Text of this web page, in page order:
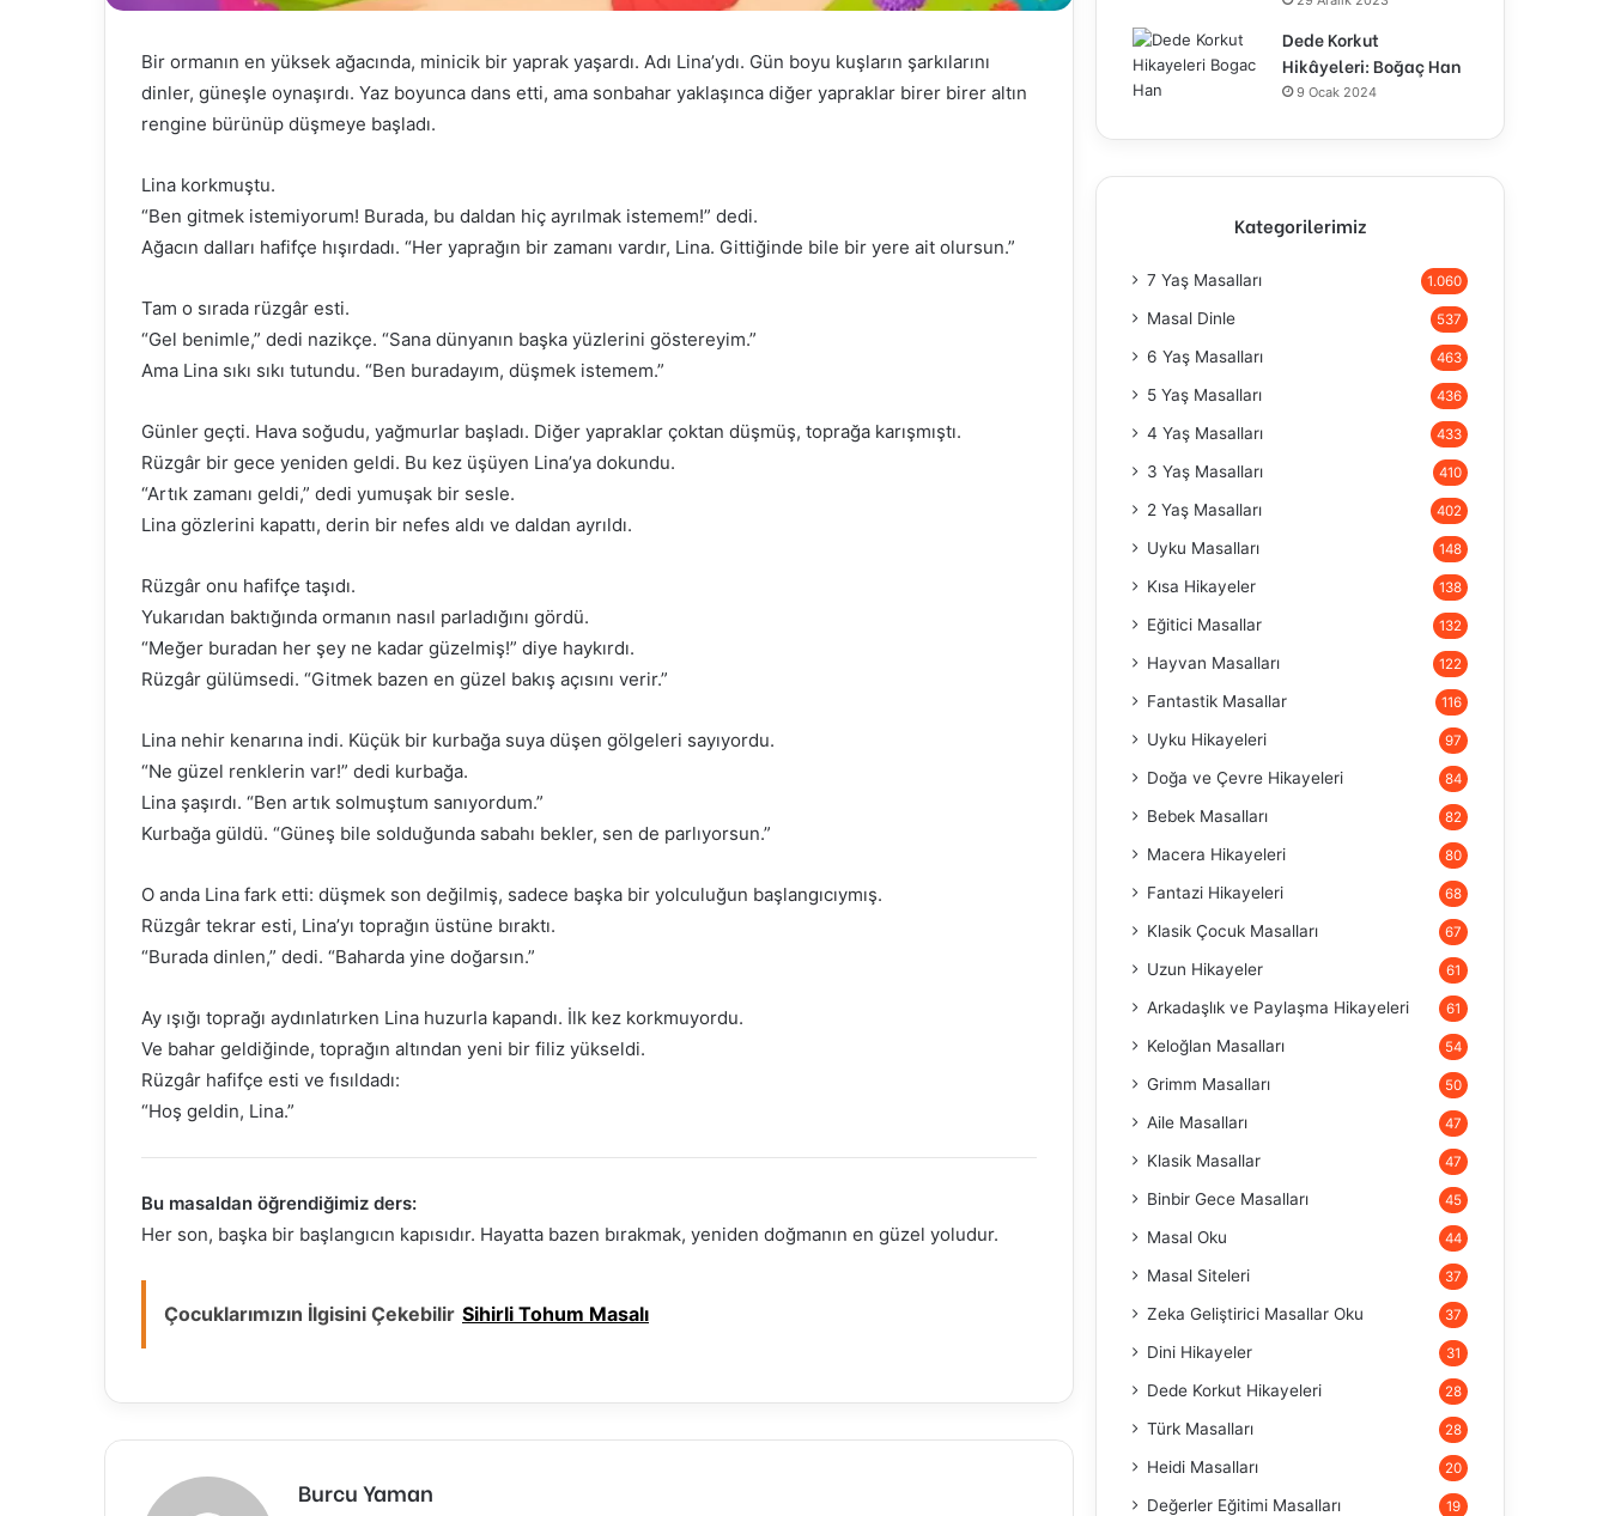
Bir ormanın en yüksek ağacında, minicik bir yaprak yaşardı. Adı Lina’ydı. Gün boyu kuşların şarkılarını
dinler, güneşle oynaşırdı. Yaz boyunca dans etti, ama sonbahar yaklaşınca diğer yapraklar birer birer altın
rengine bürünüp düşmeye başladı.
Lina korkmuştu.
“Ben gitmek istemiyorum! Burada, bu daldan hiç ayrılmak istemem!” dedi.
Ağacın dalları hafifçe hışırdadı. “Her yaprağın bir zamanı vardır, Lina. Gittiğinde bile bir yere ait olursun.”
Tam o sırada rüzgâr esti.
“Gel benimle,” dedi nazikçe. “Sana dünyanın başka yüzlerini göstereyim.”
Ama Lina sıkı sıkı tutundu. “Ben buradayım, düşmek istemem.”
Günler geçti. Hava soğudu, yağmurlar başladı. Diğer yapraklar çoktan düşmüş, toprağa karışmıştı.
Rüzgâr bir gece yeniden geldi. Bu kez üşüyen Lina’ya dokundu.
“Artık zamanı geldi,” dedi yumuşak bir sesle.
Lina gözlerini kapattı, derin bir nefes aldı ve daldan ayrıldı.
Rüzgâr onu hafifçe taşıdı.
Yukarıdan baktığında ormanın nasıl parladığını gördü.
“Meğer buradan her şey ne kadar güzelmiş!” diye haykırdı.
Rüzgâr gülümsedi. “Gitmek bazen en güzel bakış açısını verir.”
Lina nehir kenarına indi. Küçük bir kurbağa suya düşen gölgeleri sayıyordu.
“Ne güzel renklerin var!” dedi kurbağa.
Lina şaşırdı. “Ben artık solmuştum sanıyordum.”
Kurbağa güldü. “Güneş bile solduğunda sabahı bekler, sen de parlıyorsun.”
O anda Lina fark etti: düşmek son değilmiş, sadece başka bir yolculuğun başlangıcıymış.
Rüzgâr tekrar esti, Lina’yı toprağın üstüne bıraktı.
“Burada dinlen,” dedi. “Baharda yine doğarsın.”
Ay ışığı toprağı aydınlatırken Lina huzurla kapandı. İlk kez korkmuyordu.
Ve bahar geldiğinde, toprağın altından yeni bir filiz yükseldi.
Rüzgâr hafifçe esti ve fısıldadı:
“Hoş geldin, Lina.”
Bu masaldan öğrendiğimiz ders:
Her son, başka bir başlangıcın kapısıdır. Hayatta bazen bırakmak, yeniden doğmanın en güzel yoludur.
Çocuklarımızın İlgisini Çekebilir Sihirli Tohum Masalı
Burcu Yaman
Dede Korkut
Hikâyeleri: Boğaç Han
9 Ocak 2024
Kategorilerimiz
7 Yaş Masalları 1.060
Masal Dinle 537
6 Yaş Masalları 463
5 Yaş Masalları 436
4 Yaş Masalları 433
3 Yaş Masalları 410
2 Yaş Masalları 402
Uyku Masalları 148
Kısa Hikayeler 138
Eğitici Masallar 132
Hayvan Masalları 122
Fantastik Masallar 116
Uyku Hikayeleri 97
Doğa ve Çevre Hikayeleri 84
Bebek Masalları 82
Macera Hikayeleri 80
Fantazi Hikayeleri 68
Klasik Çocuk Masalları 67
Uzun Hikayeler 61
Arkadaşlık ve Paylaşma Hikayeleri 61
Keloğlan Masalları 54
Grimm Masalları 50
Aile Masalları 47
Klasik Masallar 47
Binbir Gece Masalları 45
Masal Oku 44
Masal Siteleri 37
Zeka Geliştirici Masallar Oku 37
Dini Hikayeler 31
Dede Korkut Hikayeleri 28
Türk Masalları 28
Heidi Masalları 20
Değerler Eğitimi Masalları 19